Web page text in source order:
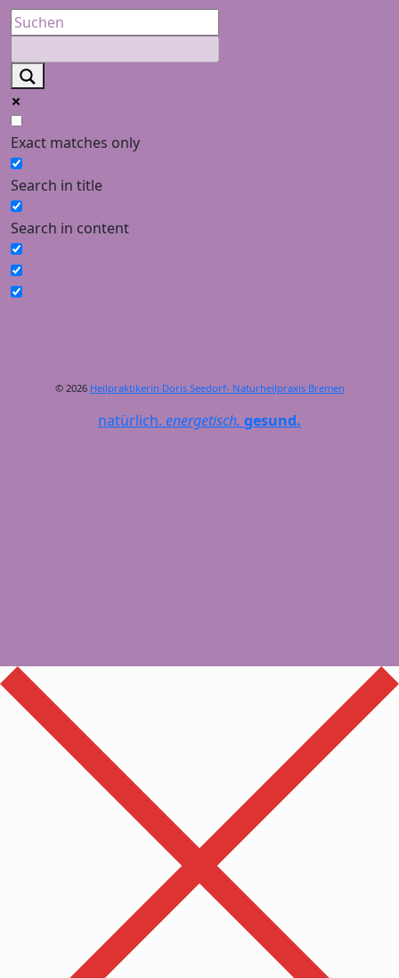
Exact matches only
Search in title
Search in content
© 2026 Heilpraktikerin Doris Seedorf- Naturheilpraxis Bremen
natürlich. energetisch. gesund.